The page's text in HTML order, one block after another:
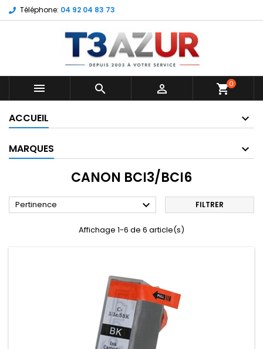
Téléphone: 04 92 04 83 73
   shopping_cart0
ACCUEIL
MARQUES
CANON BCI3/BCI6
Pertinence  FILTRER
Affichage 1-6 de 6 article(s)